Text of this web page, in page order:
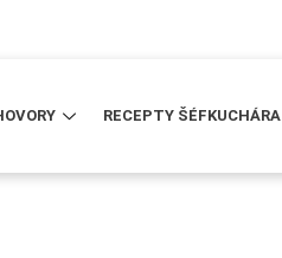
RECEPTY ŠÉFKUCHÁRA